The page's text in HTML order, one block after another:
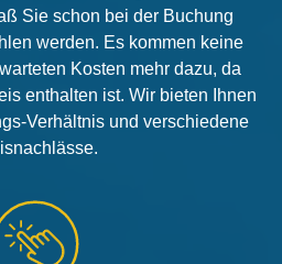
Sie schon bei der Buchung
werden. Es kommen keine
Kosten mehr dazu, da
enthalten ist. Wir bieten Ihnen
Verhältnis und verschiedene